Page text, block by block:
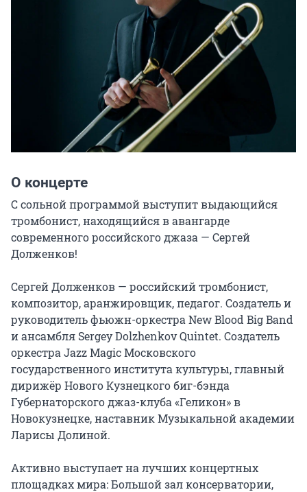
О концерте
С сольной программой выступит выдающийся
тромбонист, находящийся в авангарде
современного российского джаза — Сергей
Долженков!
Сергей Долженков — российский тромбонист,
композитор, аранжировщик, педагог. Создатель и
руководитель фьюжн-оркестра New Blood Big Band
и ансамбля Sergey Dolzhenkov Quintet. Создатель
оркестра Jazz Magic Московского
государственного института культуры, главный
дирижёр Нового Кузнецкого биг-бэнда
Губернаторского джаз-клуба «Геликон» в
Новокузнецке, наставник Музыкальной академии
Ларисы Долиной.
Активно выступает на лучших концертных
площадках мира: Большой зал консерватории,